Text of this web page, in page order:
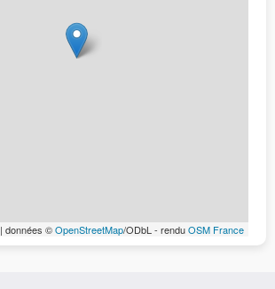
| données ©OpenStreetMap/ODbL - renduOSM France